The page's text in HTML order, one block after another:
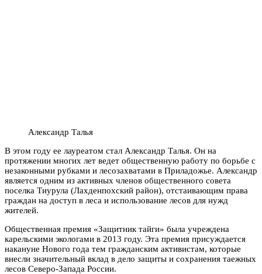
Александр Талья
В этом году ее лауреатом стал Александр Талья. Он на
протяжении многих лет ведет общественную работу по борьбе с
незаконными рубками и лесозахватами в Приладожье. Александр
является одним из активных членов общественного совета
поселка Тиурула (Лахденпохский район), отстаивающим права
граждан на доступ в леса и использование лесов для нужд
жителей.
Общественная премия «Защитник тайги» была учреждена
карельскими экологами в 2013 году. Эта премия присуждается
накануне Нового года тем гражданским активистам, которые
внесли значительный вклад в дело защиты и сохранения таежных
лесов Северо-Запада России.